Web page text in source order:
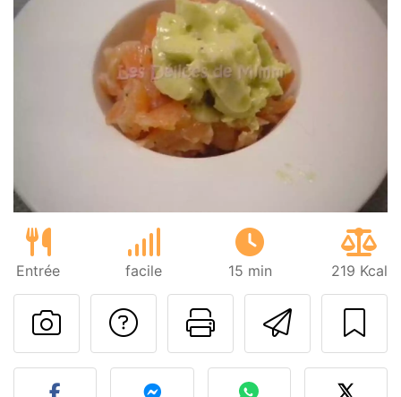
Entrée facile 15 min 219 Kcal
Imprimer
Poser une
Publier votre photo de